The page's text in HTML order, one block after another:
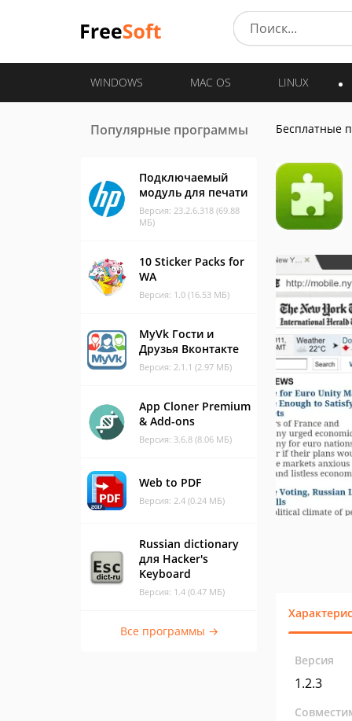
WINDOWS MAC OS LINUX
Популярные программы
Подключаемый
модуль для печати
Версия: 23.2.6.318 (69.88
МБ)
10 Sticker Packs for
WA
Версия: 1.0 (16.53 МБ)
MyVk Гости и
Друзья Вконтакте
Версия: 2.1.1 (2.97 МБ)
App Cloner Premium
& Add-ons
Версия: 3.6.8 (8.06 МБ)
Web to PDF
Версия: 2.4 (0.24 МБ)
Russian dictionary
для Hacker's
Keyboard
Версия: 1.4 (0.47 МБ)
Все программы →
Бесплатные
Версия
1.2.3